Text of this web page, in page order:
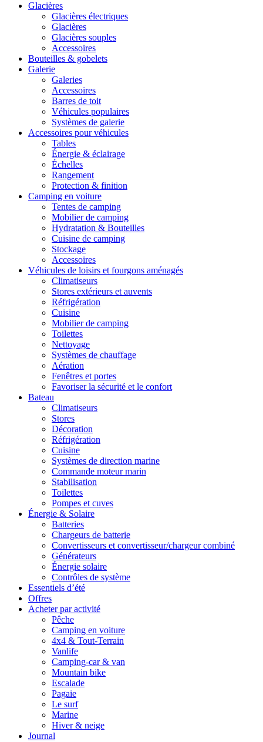
Glacières
Glacières électriques
Glacières
Glacières souples
Accessoires
Bouteilles & gobelets
Galerie
Galeries
Accessoires
Barres de toit
Véhicules populaires
Systèmes de galerie
Accessoires pour véhicules
Tables
Énergie & éclairage
Échelles
Rangement
Protection & finition
Camping en voiture
Tentes de camping
Mobilier de camping
Hydratation & Bouteilles
Cuisine de camping
Stockage
Accessoires
Véhicules de loisirs et fourgons aménagés
Climatiseurs
Stores extérieurs et auvents
Réfrigération
Cuisine
Mobilier de camping
Toilettes
Nettoyage
Systèmes de chauffage
Aération
Fenêtres et portes
Favoriser la sécurité et le confort
Bateau
Climatiseurs
Stores
Décoration
Réfrigération
Cuisine
Systèmes de direction marine
Commande moteur marin
Stabilisation
Toilettes
Pompes et cuves
Énergie & Solaire
Batteries
Chargeurs de batterie
Convertisseurs et convertisseur/chargeur combiné
Générateurs
Énergie solaire
Contrôles de système
Essentiels d’été
Offres
Acheter par activité
Pêche
Camping en voiture
4x4 & Tout-Terrain
Vanlife
Camping-car & van
Mountain bike
Escalade
Pagaie
Le surf
Marine
Hiver & neige
Journal